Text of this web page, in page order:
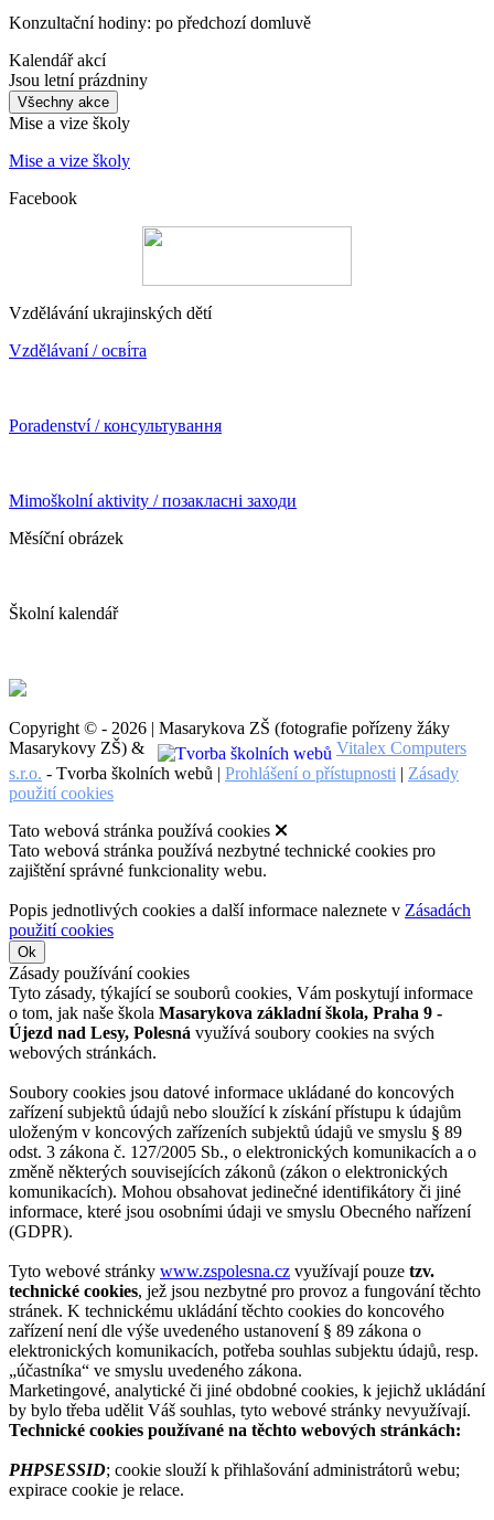
Konzultační hodiny: po předchozí domluvě
Kalendář akcí
Jsou letní prázdniny
Všechny akce
Mise a vize školy
Mise a vize školy
Facebook
Vzdělávání ukrajinských dětí
Vzdělávaní / осві́та
Poradenství / консультування
Mimoškolní aktivity / позакласні заходи
Měsíční obrázek
Školní kalendář
Copyright © - 2026 | Masarykova ZŠ (fotografie pořízeny žáky
Masarykovy ZŠ) &
Vitalex Computers
s.r.o. - Tvorba školních webů | Prohlášení o přístupnosti | Zásady
použití cookies
Tato webová stránka používá cookies
Tato webová stránka používá nezbytné technické cookies pro
zajištění správné funkcionality webu.
Popis jednotlivých cookies a další informace naleznete v Zásadách
použití cookies
Ok
Zásady používání cookies
Tyto zásady, týkající se souborů cookies, Vám poskytují informace
o tom, jak naše škola Masarykova základní škola, Praha 9 -
Újezd nad Lesy, Polesná využívá soubory cookies na svých
webových stránkách.
Soubory cookies jsou datové informace ukládané do koncových
zařízení subjektů údajů nebo sloužící k získání přístupu k údajům
uloženým v koncových zařízeních subjektů údajů ve smyslu § 89
odst. 3 zákona č. 127/2005 Sb., o elektronických komunikacích a o
změně některých souvisejících zákonů (zákon o elektronických
komunikacích). Mohou obsahovat jedinečné identifikátory či jiné
informace, které jsou osobními údaji ve smyslu Obecného nařízení
(GDPR).
Tyto webové stránky www.zspolesna.cz využívají pouze tzv.
technické cookies, jež jsou nezbytné pro provoz a fungování těchto
stránek. K technickému ukládání těchto cookies do koncového
zařízení není dle výše uvedeného ustanovení § 89 zákona o
elektronických komunikacích, potřeba souhlas subjektu údajů, resp.
„účastníka“ ve smyslu uvedeného zákona.
Marketingové, analytické či jiné obdobné cookies, k jejichž ukládání
by bylo třeba udělit Váš souhlas, tyto webové stránky nevyužívají.
Technické cookies používané na těchto webových stránkách:
PHPSESSID; cookie slouží k přihlašování administrátorů webu;
expirace cookie je relace.